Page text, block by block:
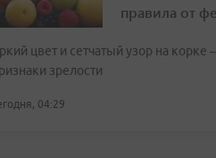
правила от
цвет и сетчатый узор на корке
зрелости
04:29